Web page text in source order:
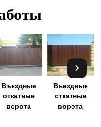
Въездные
откатные
ворота
Въездные
откатные
ворота